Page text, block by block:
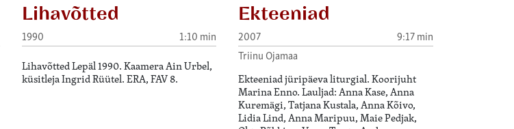
Lihavõtted
1990 1:10 min
Lihavõtted Lepäl 1990. Kaamera Ain Urbel,
küsitleja Ingrid Rüütel. ERA, FAV 8.
Ekteeniad
2007
9:17 min
Triinu Ojamaa
Ekteeniad jüripäeva liturgial. Koorijuht
Marina Enno. Lauljad: Anna Kase, Anna
Kuremägi, Tatjana Kustala, Anna Kõivo,
Lidia Lind, Anna Maripuu, Maie Pedjak,